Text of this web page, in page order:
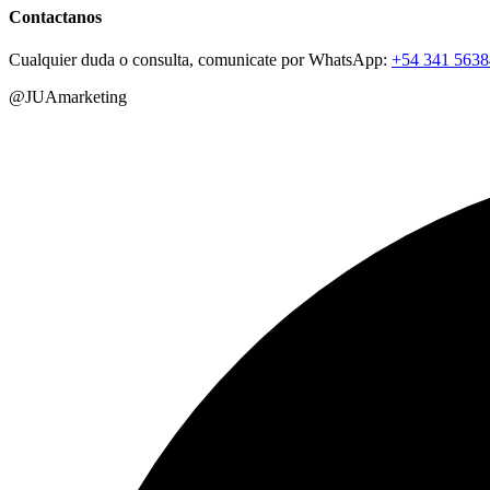
Contactanos
Cualquier duda o consulta, comunicate por WhatsApp: +54 341
@JUAmarketing